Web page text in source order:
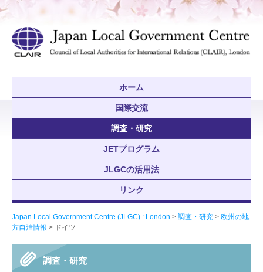
ホーム
国際交流
調査・研究
JETプログラム
JLGCの活用法
リンク
Japan Local Government Centre (JLGC) : London > 調査・研究 > 欧州の地
方自治情報 > ドイツ
調査・研究